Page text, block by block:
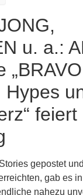
u. a.:
Hypes
feiert
gepostet
gab es
nahezu